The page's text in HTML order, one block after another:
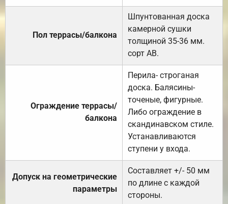
Пол террасы/балкона
Шпунтованная доска
камерной сушки
толщиной 35-36 мм.
сорт АВ.
Ограждение террасы/
балкона
Перила- строганая
доска. Балясины-
точеные, фигурные.
Либо ограждение в
скандинавском стиле.
Устанавливаются
ступени у входа.
Допуск на геометрические
параметры
Составляет +/- 50 мм
по длине с каждой
стороны.